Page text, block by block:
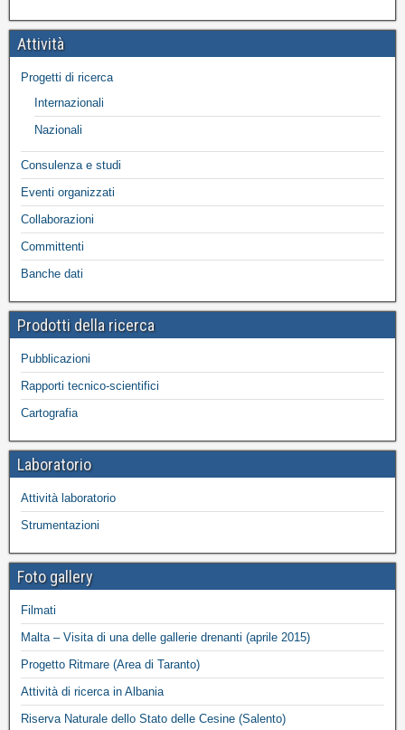
Attività
Progetti di ricerca
Internazionali
Nazionali
Consulenza e studi
Eventi organizzati
Collaborazioni
Committenti
Banche dati
Prodotti della ricerca
Pubblicazioni
Rapporti tecnico-scientifici
Cartografia
Laboratorio
Attività laboratorio
Strumentazioni
Foto gallery
Filmati
Malta – Visita di una delle gallerie drenanti (aprile 2015)
Progetto Ritmare (Area di Taranto)
Attività di ricerca in Albania
Riserva Naturale dello Stato delle Cesine (Salento)